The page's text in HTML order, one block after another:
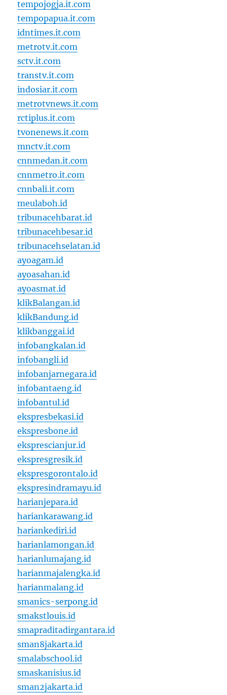
tempojogja.it.com
tempopapua.it.com
idntimes.it.com
metrotv.it.com
sctv.it.com
transtv.it.com
indosiar.it.com
metrotvnews.it.com
rctiplus.it.com
tvonenews.it.com
mnctv.it.com
cnnmedan.it.com
cnnmetro.it.com
cnnbali.it.com
meulaboh.id
tribunacehbarat.id
tribunacehbesar.id
tribunacehselatan.id
ayoagam.id
ayoasahan.id
ayoasmat.id
klikBalangan.id
klikBandung.id
klikbanggai.id
infobangkalan.id
infobangli.id
infobanjarnegara.id
infobantaeng.id
infobantul.id
ekspresbekasi.id
ekspresbone.id
eksprescianjur.id
ekspresgresik.id
ekspresgorontalo.id
ekspresindramayu.id
harianjepara.id
hariankarawang.id
hariankediri.id
harianlamongan.id
harianlumajang.id
harianmajalengka.id
harianmalang.id
smanics-serpong.id
smakstlouis.id
smapraditadirgantara.id
sman8jakarta.id
smalabschool.id
smaskanisius.id
sman2jakarta.id